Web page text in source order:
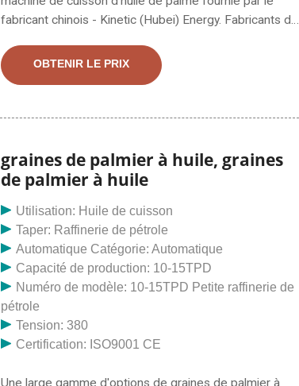
fabricant chinois - Kinetic (Hubei) Energy. Fabricants de
produits de presse à huile de haute qualité au meilleur
prix auprès de fabricants chinois certifiés de pompes à
grossistes et
OBTENIR LE PRIX
graines de palmier à huile, graines
de palmier à huile
Utilisation: Huile de cuisson
Taper: Raffinerie de pétrole
Automatique Catégorie: Automatique
Capacité de production: 10-15TPD
Numéro de modèle: 10-15TPD Petite raffinerie de
pétrole
Tension: 380
Certification: ISO9001 CE
Une large gamme d'options de graines de palmier à